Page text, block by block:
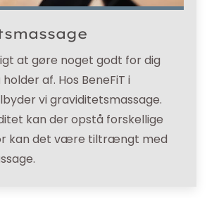
at gøre noget godt for dig
af. Hos BeneFiT i
vi graviditetsmassage.
kan der opstå forskellige
kan det være tiltrængt med